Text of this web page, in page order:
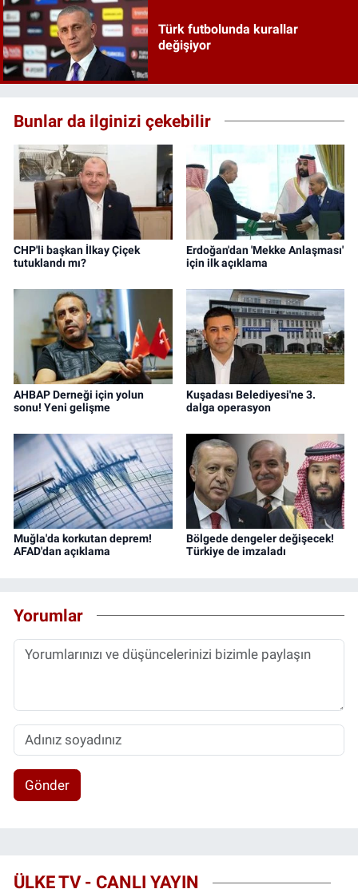
Türk futbolunda kurallar
değişiyor
Bunlar da ilginizi çekebilir
CHP'li başkan İlkay Çiçek
tutuklandı mı?
Erdoğan'dan 'Mekke Anlaşması'
için ilk açıklama
AHBAP Derneği için yolun
sonu! Yeni gelişme
Kuşadası Belediyesi'ne 3.
dalga operasyon
Muğla'da korkutan deprem!
AFAD'dan açıklama
Bölgede dengeler değişecek!
Türkiye de imzaladı
Yorumlar
Gönder
ÜLKE TV - CANLI YAYIN